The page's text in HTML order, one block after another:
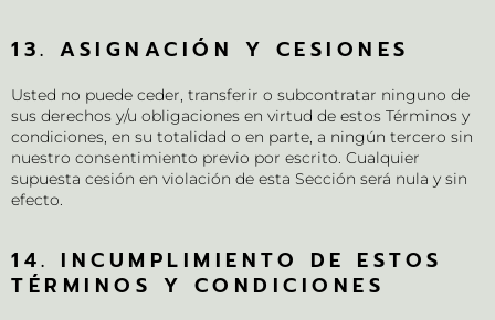
13. ASIGNACIÓN Y CESIONES
Usted no puede ceder, transferir o subcontratar ninguno de
sus derechos y/u obligaciones en virtud de estos Términos y
condiciones, en su totalidad o en parte, a ningún tercero sin
nuestro consentimiento previo por escrito. Cualquier
supuesta cesión en violación de esta Sección será nula y sin
efecto.
14. INCUMPLIMIENTO DE ESTOS
TÉRMINOS Y CONDICIONES